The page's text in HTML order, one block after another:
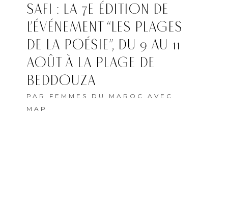
SAFI : LA 7E ÉDITION DE
L’ÉVÉNEMENT “LES PLAGES
DE LA POÉSIE”, DU 9 AU 11
AOÛT À LA PLAGE DE
BEDDOUZA
PAR FEMMES DU MAROC AVEC
MAP